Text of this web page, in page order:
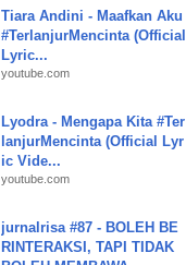
Tiara Andini - Maafkan Aku
#TerlanjurMencinta (Official
Lyric...
youtube.com
Lyodra - Mengapa Kita #Ter
lanjurMencinta (Official Lyr
ic Vide...
youtube.com
jurnalrisa #87 - BOLEH BE
RINTERAKSI, TAPI TIDAK